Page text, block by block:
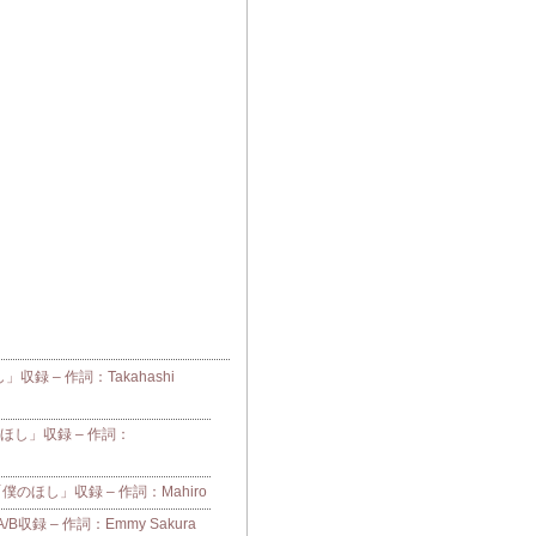
収録 – 作詞：Takahashi
し」収録 – 作詞：
のほし」収録 – 作詞：Mahiro
B収録 – 作詞：Emmy Sakura